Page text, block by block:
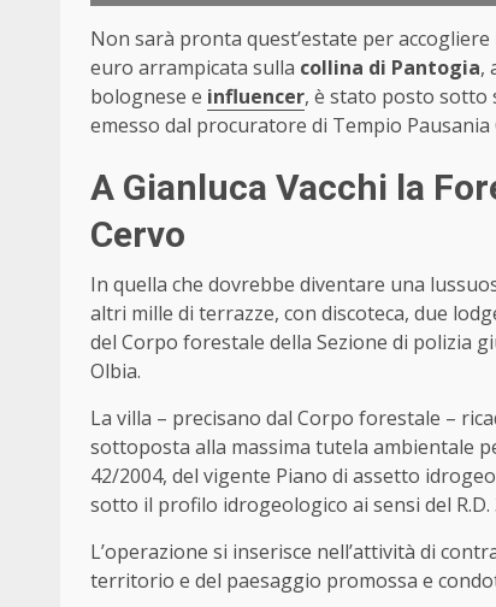
Non sarà pronta quest’estate per
euro arrampicata sulla collina di Pantogia,
bolognese e influencer, è stato posto sotto
emesso dal procuratore di Tempio Pausania
A Gianluca Vacchi la
Cervo
In quella che dovrebbe diventare una
altri mille di terrazze, con discoteca, due
del Corpo forestale della Sezione di polizia
Olbia.
La villa – precisano dal Corpo forestale –
sottoposta alla massima tutela ambientale
42/2004, del vigente Piano di assetto
sotto il profilo idrogeologico ai sensi del R.D.
L’operazione si inserisce nell’attività di
territorio e del paesaggio promossa e